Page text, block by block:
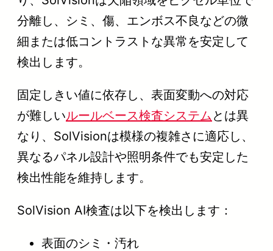
分離し、シミ、傷、エンボス不良などの微
細または低コントラストな異常を安定して
検出します。
固定しきい値に依存し、表面変動への対応
が難しいルールベース検査システムとは異
なり、SolVisionは模様の複雑さに適応し、
異なるパネル設計や照明条件でも安定した
検出性能を維持します。
SolVision AI検査は以下を検出します：
表面のシミ・汚れ